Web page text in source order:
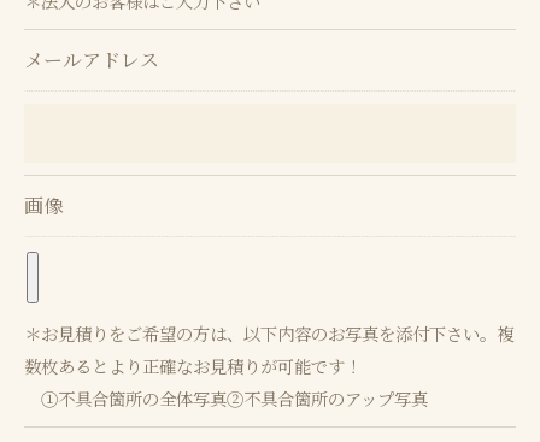
当社では、お客様の個人情報の開示･訂正･削除・利
用停止の手続を定めさせて頂いております。
きにつきましては、お電話でお問合せ下さい。
メールアドレス
画像
＊お見積りをご希望の方は、以下内容のお写真を添付下さい。複
数枚あるとより正確なお見積りが可能です！
①不具合箇所の全体写真②不具合箇所のアップ写真